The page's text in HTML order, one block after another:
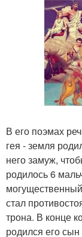
В его поэмах
гея - земля
него замуж,
родилось 6
стал
трона. В конце
родился его